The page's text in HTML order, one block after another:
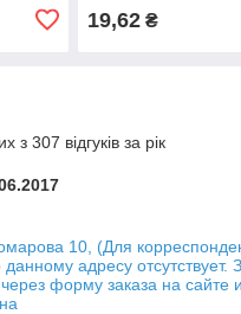
19,62₴
з 307 відгуків за рік
10, (Для
адресу отсутствует.
форму заказа на сайте